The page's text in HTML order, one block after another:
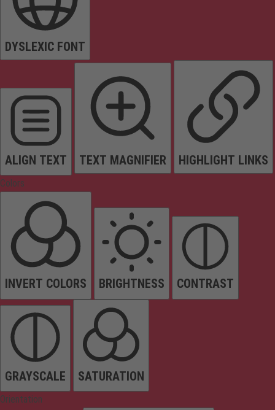
DYSLEXIC FONT
ALIGN TEXT TEXT MAGNIFIER HIGHLIGHT LINKS
Colors
INVERT COLORS BRIGHTNESS CONTRAST
GRAYSCALE SATURATION
Orientation